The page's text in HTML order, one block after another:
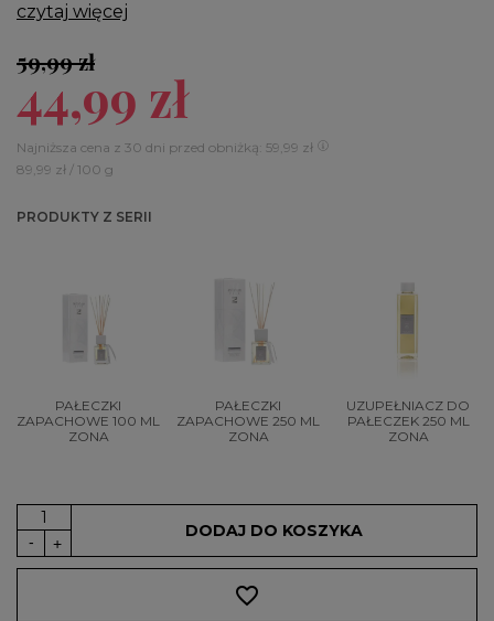
czytaj więcej
59,99 zł
44,99 zł
Najniższa cena z 30 dni przed obniżką: 59,99 zł
89,99 zł / 100 g
PRODUKTY Z SERII
PAŁECZKI
ZAPACHOWE 100 ML
ZONA
PAŁECZKI
ZAPACHOWE 250 ML
ZONA
UZUPEŁNIACZ DO
PAŁECZEK 250 ML
ZONA
DODAJ DO KOSZYKA
favorite_border